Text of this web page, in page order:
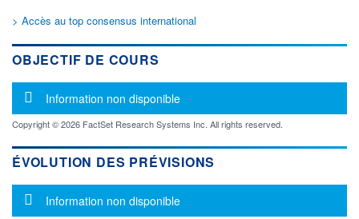
OUVERTURE CLÔTURE VEILLE
0,000
0
VALORISATION DERNIER ÉCHANGE
LIMITE À LA
BAISSE
0,000
LIMITE À LA
HAUSSE
0,000
> Accès au top consensus international
OBJECTIF DE COURS
Message d'information
Information non disponible
Copyright © 2026 FactSet Research Systems Inc. All rights reserved.
ÉVOLUTION DES PRÉVISIONS
Message d'information
Information non disponible